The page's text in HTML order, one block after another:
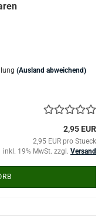
(Ausland abweichend)
2,95 EUR
2,95 EUR pro Stueck
inkl. 19% MwSt. zzgl. Versand